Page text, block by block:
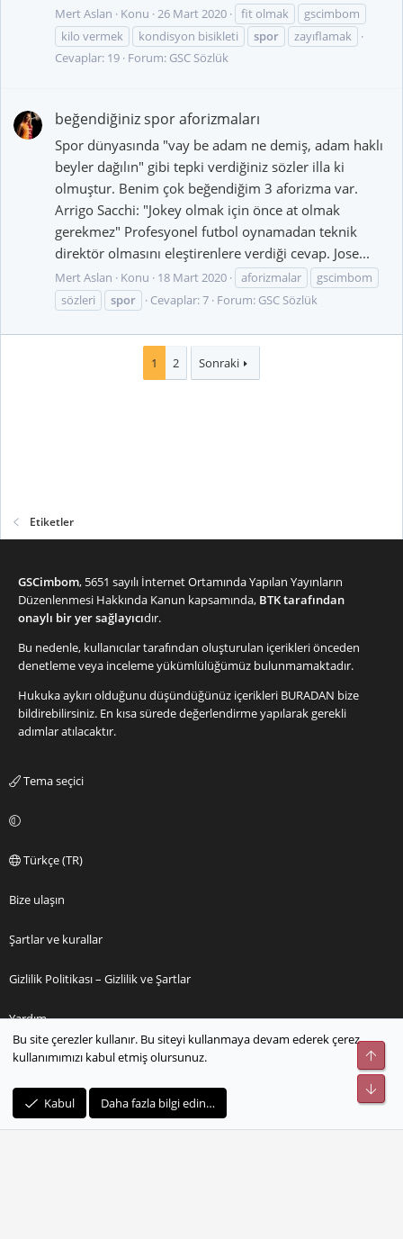
Mert Aslan Konu 26 Mart 2020 fit olmak
gscimbom
kilo vermek
kondisyon bisikleti spor
zayıflamak
Cevaplar: 19 Forum: GSC Sözlük
beğendiğiniz spor aforizmaları
Spor dünyasında "vay be adam ne demiş, adam haklı
beyler dağılın" gibi tepki verdiğiniz sözler illa ki
olmuştur. Benim çok beğendiğim 3 aforizma var.
Arrigo Sacchi: "Jokey olmak için önce at olmak
gerekmez" Profesyonel futbol oynamadan teknik
direktör olmasını eleştirenlere verdiği cevap. Jose...
Mert Aslan Konu 18 Mart 2020 aforizmalar
gscimbom
sözleri
spor Cevaplar: 7 Forum: GSC Sözlük
1 2 Sonraki
Etiketler
GSCimbom, 5651 sayılı İnternet Ortamında Yapılan Yayınların
Düzenlenmesi Hakkında Kanun kapsamında, BTK tarafından
onaylı bir yer sağlayıcıdır.
Bu nedenle, kullanıcılar tarafından oluşturulan içerikleri önceden
denetleme veya inceleme yükümlülüğümüz bulunmamaktadır.
Hukuka aykırı olduğunu düşündüğünüz içerikleri BURADAN bize
bildirebilirsiniz. En kısa sürede değerlendirme yapılarak gerekli
adımlar atılacaktır.
Tema seçici
Türkçe (TR)
Bize ulaşın
Şartlar ve kurallar
Gizlilik Politikası – Gizlilik ve Şartlar
Yardım
Ana sayfa
S
S
Bu site çerezler kullanır. Bu siteyi kullanmaya devam ederek çerez
kullanımımızı kabul etmiş olursunuz.
Kabul Daha fazla bilgi edin…